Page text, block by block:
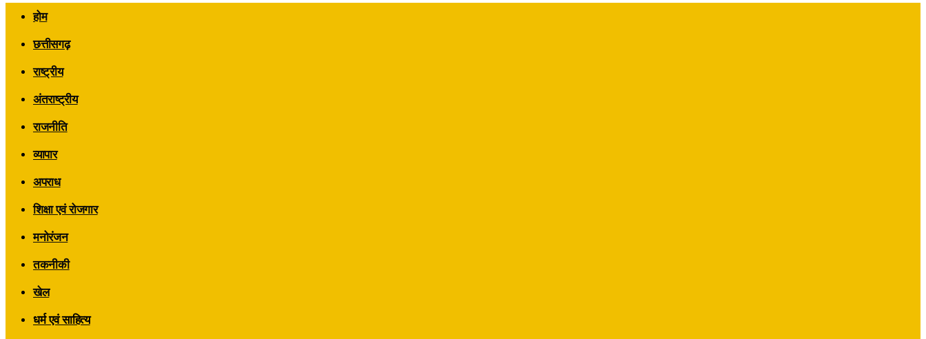
होम
छत्तीसगढ़
राष्ट्रीय
अंतराष्ट्रीय
राजनीति
व्यापार
अपराध
शिक्षा एवं रोजगार
मनोरंजन
तकनीकी
खेल
धर्म एवं साहित्य